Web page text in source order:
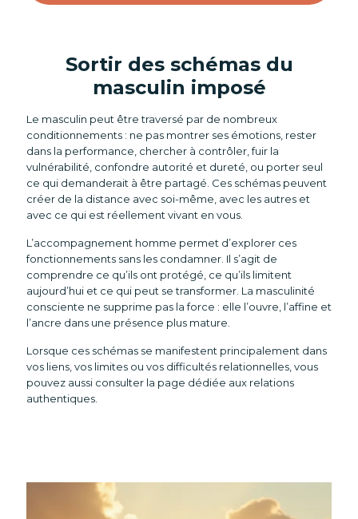
Sortir des schémas du
masculin imposé
Le masculin peut être traversé par de nombreux
conditionnements : ne pas montrer ses émotions, rester
dans la performance, chercher à contrôler, fuir la
vulnérabilité, confondre autorité et dureté, ou porter seul
ce qui demanderait à être partagé. Ces schémas peuvent
créer de la distance avec soi-même, avec les autres et
avec ce qui est réellement vivant en vous.
L’accompagnement homme permet d’explorer ces
fonctionnements sans les condamner. Il s’agit de
comprendre ce qu’ils ont protégé, ce qu’ils limitent
aujourd’hui et ce qui peut se transformer. La masculinité
consciente ne supprime pas la force : elle l’ouvre, l’affine et
l’ancre dans une présence plus mature.
Lorsque ces schémas se manifestent principalement dans
vos liens, vos limites ou vos difficultés relationnelles, vous
pouvez aussi consulter la page dédiée aux relations
authentiques